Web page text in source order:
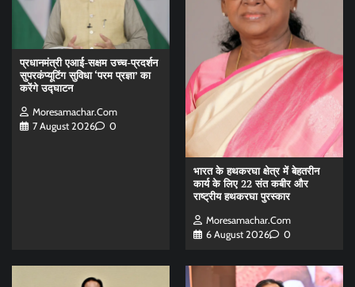
प्रधानमंत्री एआई-सक्षम उच्च-प्रदर्शन
सुपरकंप्यूटिंग सुविधा ‘परम प्रज्ञा’ का
करेंगे उद्घाटन
Moresamachar.com
7 August 2026
0
भारत के हथकरघा क्षेत्र में बेहतरीन
कार्य के लिए 22 संत कबीर और
राष्ट्रीय हथकरघा पुरस्कार
Moresamachar.com
6 August 2026
0